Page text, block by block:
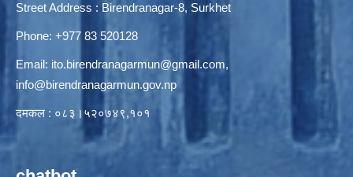
Street Address : Birendranagar-8, Surkhet
Phone: +977 83 520128
Email: ito.birendranagarmun@gmail.com,
info@birendranagarmun.gov.np
दमकल : ०८३।५२०७४९,१०१